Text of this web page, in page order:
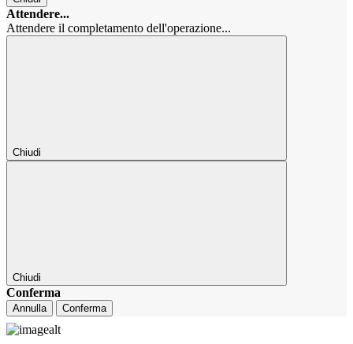
Attendere...
Attendere il completamento dell'operazione...
Chiudi
Chiudi
Conferma
Annulla Conferma